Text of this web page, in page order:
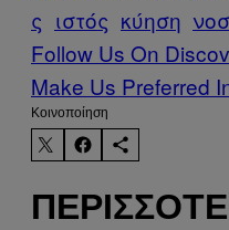
ς ιστός κύηση
Follow Us On
Make Us Preferred
Kοινοποίηση